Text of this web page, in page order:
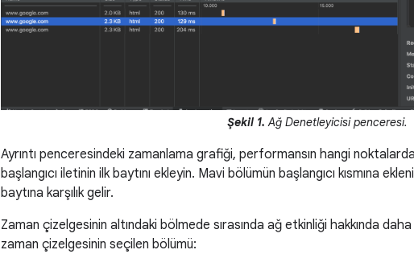
Şekil 1. Ağ Denetleyicisi penceresi.
Ayrıntı penceresindeki zamanlama grafiği, performansın hangi
başlangıcı iletinin ilk baytını ekleyin. Mavi bölümün başlangıcı kısmına
baytına karşılık gelir.
Zaman çizelgesinin altındaki bölmede sırasında ağ etkinliği hakkında
zaman çizelgesinin seçilen bölümü: